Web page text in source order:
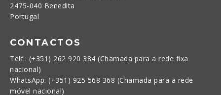
2475-040 Benedita
Portugal
CONTACTOS
Telf.: (+351) 262 920 384 (Chamada para a rede fixa
nacional)
WhatsApp: (+351) 925 568 368 (Chamada para a rede
móvel nacional)